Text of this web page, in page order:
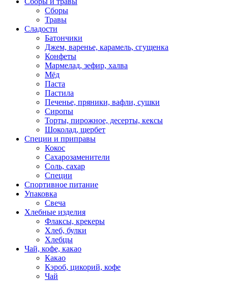
Сборы
Травы
Сладости
Батончики
Джем, варенье, карамель, сгущенка
Конфеты
Мармелад, зефир, халва
Мёд
Паста
Пастила
Печенье, пряники, вафли, сушки
Сиропы
Торты, пирожное, десерты, кексы
Шоколад, щербет
Специи и приправы
Кокос
Сахарозаменители
Соль, сахар
Специи
Спортивное питание
Упаковка
Свеча
Хлебные изделия
Флаксы, крекеры
Хлеб, булки
Хлебцы
Чай, кофе, какао
Какао
Кэроб, цикорий, кофе
Чай